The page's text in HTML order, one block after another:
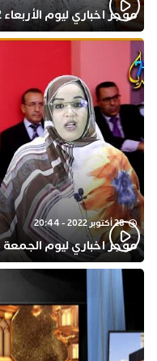
موجز اخباري ليوم الأربعاء 02 نونبر 2022
28 أكتوبر 2022 - 20:44
موجز اخباري ليوم الجمعة 28 أكتوبر 2022